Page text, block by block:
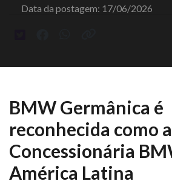
Data da postagem: 17/06/2026
BMW Germânica é
reconhecida como
Concessionária
América Latina